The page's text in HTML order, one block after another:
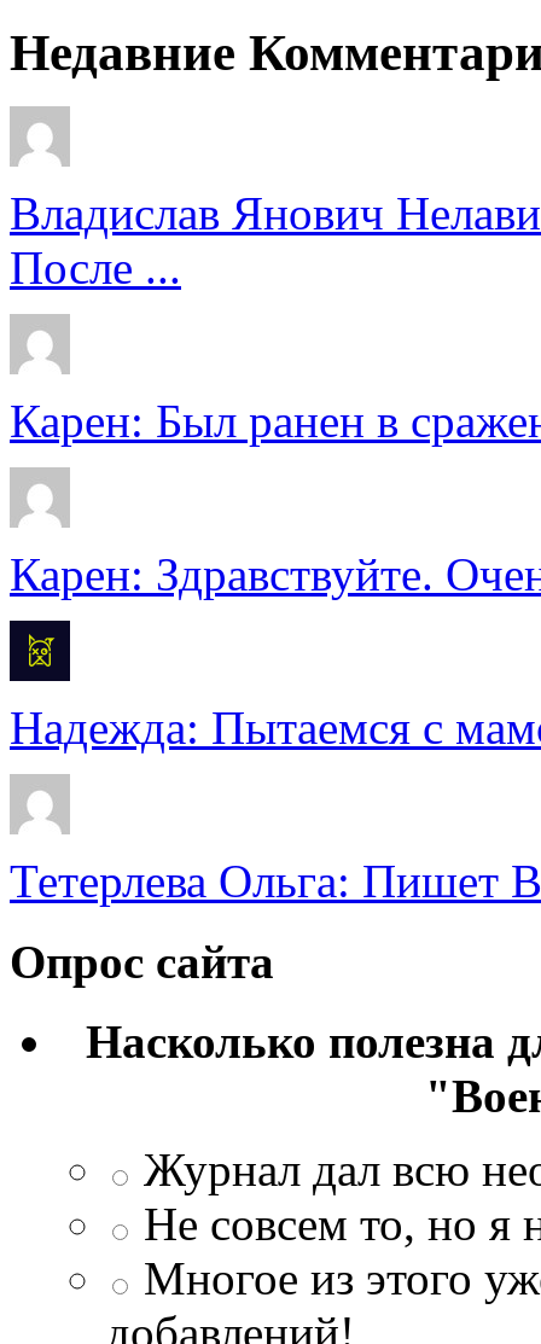
Недавние
Владислав Янович
После ...
Карен: Был ранен в
Карен: Здравствуйте.
Надежда: Пытаемся с
Тетерлева Ольга: Пишет
Опрос сайта
Насколько полезна
Журнал дал всю
Не совсем то, но я
Многое из этого
добавлений!